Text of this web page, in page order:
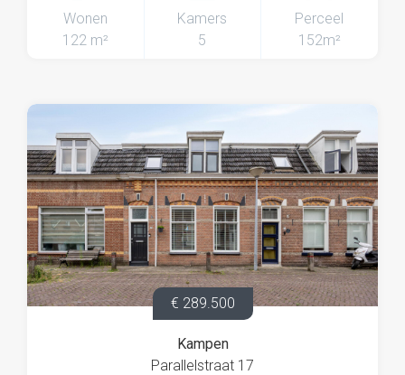
Wonen
122 m²
Kamers
5
Perceel
152m²
€ 289.500
Kampen
Parallelstraat 17